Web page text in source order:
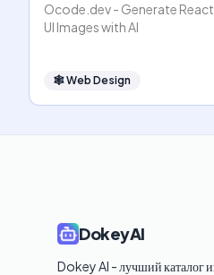
Ocode.dev - Generate
UI Images with AI
🕸Web Design
DokeyAI
Dokey AI - лучший каталог